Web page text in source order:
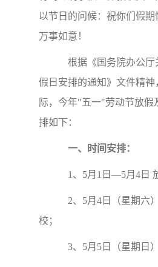
以节日的问候：祝你们假期
万事如意！
根据《国务院办公厅
假日安排的通知》文件精神
际，今年"五一"劳动节放假
排如下：
一、时间安排：
1、5月1日—5月4日
2、5月4日（星期六
校；
3、5月5日（星期日